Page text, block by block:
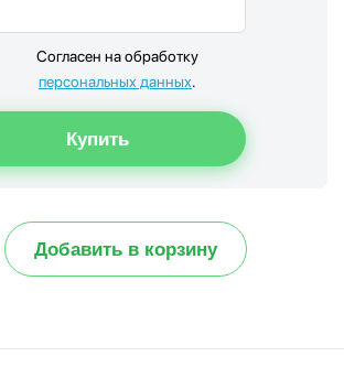
Согласен на обработку
персональных данных.
Добавить в корзину